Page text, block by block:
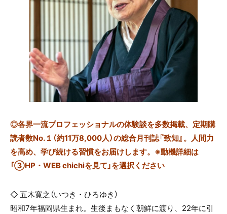
◎各界一流プロフェッショナルの体験談を多数掲載、定期購
読者数No.１（約11万8,000人）の総合月刊誌『致知』。人間力
を高め、学び続ける習慣をお届けします。※動機詳細は
「③HP・WEB chichiを見て」を選択ください
◇ 五木寛之（いつき・ひろゆき）
昭和7年福岡県生まれ。生後まもなく朝鮮に渡り、22年に引